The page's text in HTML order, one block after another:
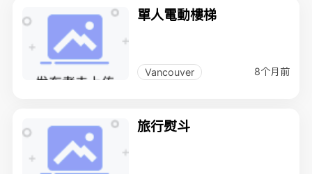
單人電動樓梯
Vancouver 8个月前
旅行熨斗